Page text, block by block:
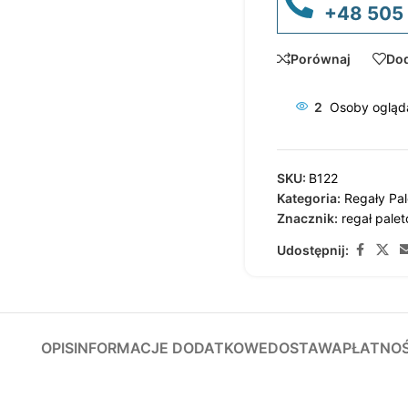
+48 505
Porównaj
2 Osoby
SKU: B122
Kategoria: Regały
Znacznik: regał
Udostępnij:
OPISINFORMACJE DODATKOWEDOSTAWA